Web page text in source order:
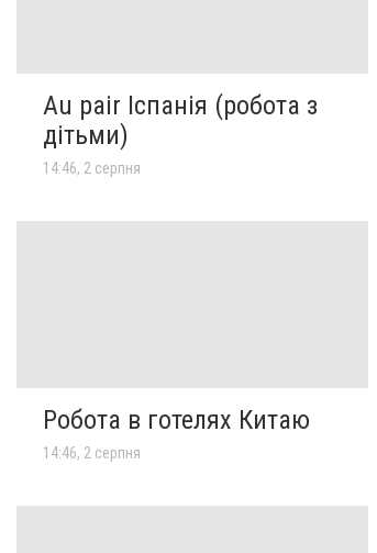
Au pair Іспанія (робота з
дітьми)
14:46, 2 серпня
Робота в готелях Китаю
14:46, 2 серпня